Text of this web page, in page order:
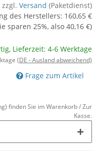
zzgl. Versand (Paketdienst)
des Herstellers: 160,65 €
sparen 25%, also 40,16 €)
Lieferzeit: 4-6 Werktage
(DE - Ausland abweichend)
Frage zum Artikel
finden Sie im Warenkorb / Zur
Kasse.